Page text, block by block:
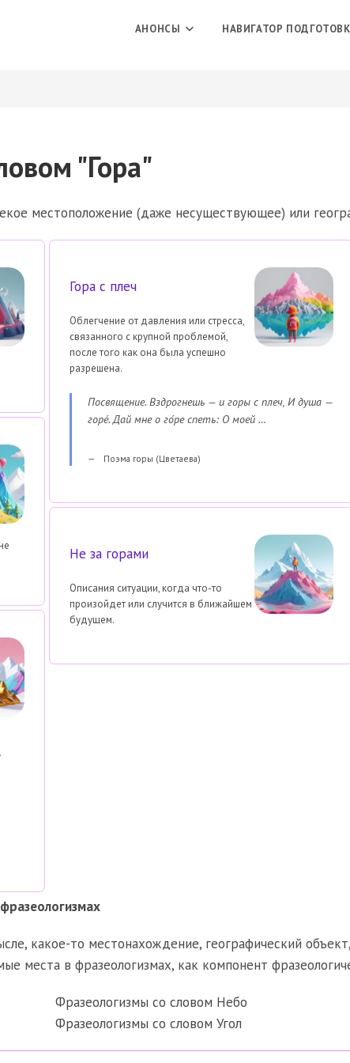
АНОНСЫ НАВИГАТОР
"Гора"
местоположение (даже несуществующее) или
Гора с плеч
Облегчение от давления или стресса,
связанного с крупной проблемой,
после того как она была успешно
разрешена.
Посвящение. Вздрогнешь — и горы с плеч, И душа —
горе́. Дай мне о го́ре спеть: О моей …
Поэма горы (Цветаева)
Не за горами
Описания ситуации, когда что-то
произойдет или случится в ближайшем
будущем.
какое-то местонахождение, географический
места в фразеологизмах, как компонент
Фразеологизмы со словом Небо
Фразеологизмы со словом Угол